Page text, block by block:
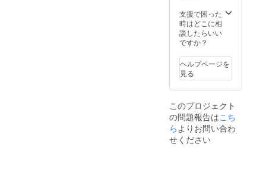
外は別
途交通
費をお
願いす
がござ
います
有効期
限は発
行より1
年 ・遺
の「撮
影費
用」に
対する
す ・撮
影地
が、首
都圏
（東
支援で困った
時はどこに相
談したらいい
ですか？
ヘルプページを
見る
このプロジェクト
の問題報告はこち
ら よりお問い合わ
せください